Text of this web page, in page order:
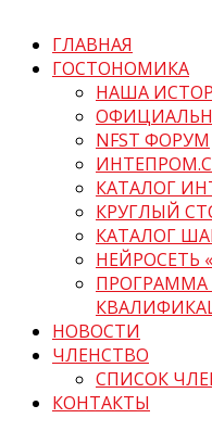
ГЛАВНАЯ
ГОСТОНОМИКА
НАША
NFST ФОРУМ
КАТАЛОГ
КРУГЛЫЙ
КАТАЛОГ
НЕЙРОСЕТЬ
НОВОСТИ
ЧЛЕНСТВО
СПИСОК
КОНТАКТЫ